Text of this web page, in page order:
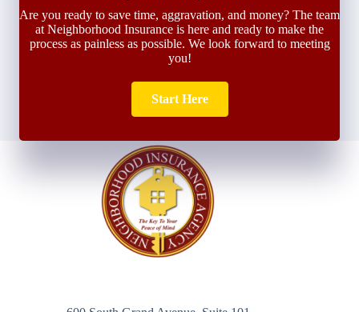
Are you ready to save time, aggravation, and money? The team
at Neighborhood Insurance is here and ready to make the
process as painless as possible. We look forward to meeting
you!
Start Here